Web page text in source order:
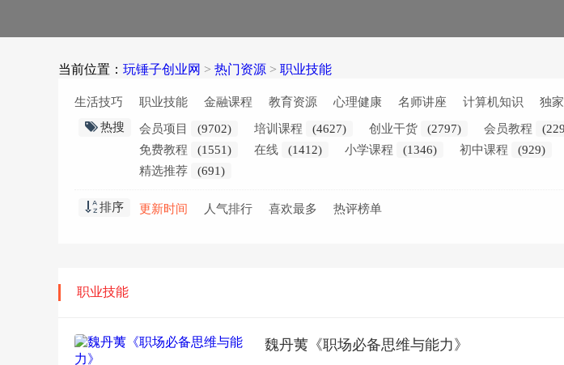
当前位置： 玩锤子创业网 > 热门资源 > 职业技能
生活技巧 职业技能 金融课程 教育资源 心理健康 名师讲座 计算机知识
独
热搜
会员项目 (9702) 培训课程 (4627) 创业干货 (2797) 会员教程
免费教程
(1551) 在线 (1412) 小学课程 (1346) 初中课程 (929)
精选推荐
(691)
排序 更新时间 人气排行 喜欢最多 热评榜单
职业技能
魏丹荑《职场必备思维与能力》